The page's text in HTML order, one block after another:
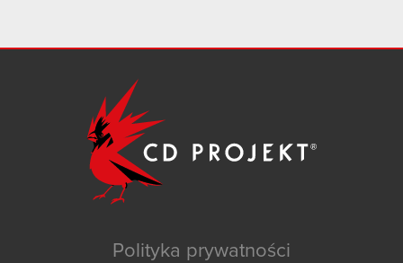
Polityka prywatności